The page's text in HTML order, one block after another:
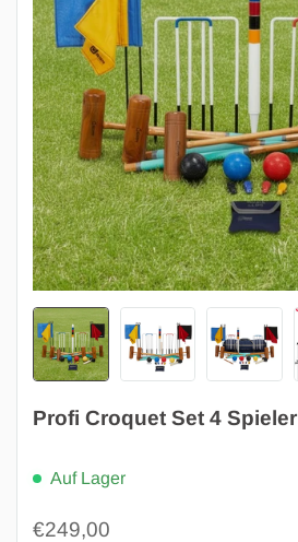
Profi Croquet Set 4 Spieler
Auf Lager
Regulärer
€249,00